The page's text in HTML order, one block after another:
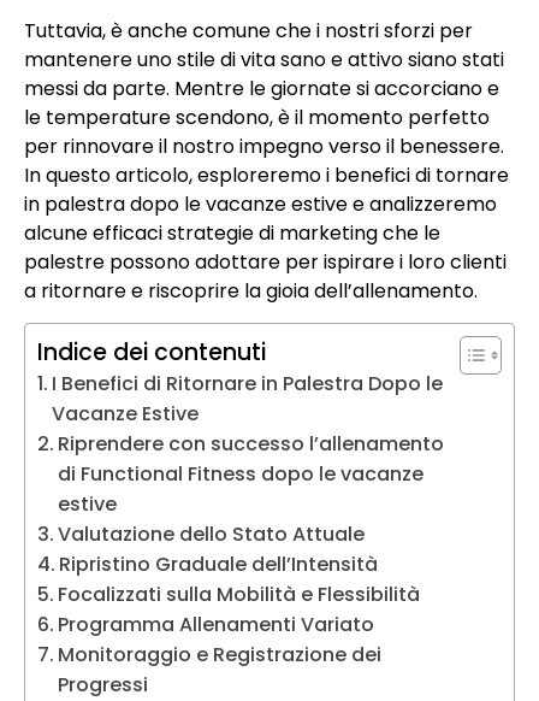
Tuttavia, è anche comune che i nostri sforzi per
mantenere uno stile di vita sano e attivo siano stati
messi da parte. Mentre le giornate si accorciano e
le temperature scendono, è il momento perfetto
per rinnovare il nostro impegno verso il benessere.
In questo articolo, esploreremo i benefici di tornare
in palestra dopo le vacanze estive e analizzeremo
alcune efficaci strategie di marketing che le
palestre possono adottare per ispirare i loro clienti
a ritornare e riscoprire la gioia dell’allenamento.
Indice dei contenuti
I Benefici di Ritornare in Palestra Dopo le
Vacanze Estive
Riprendere con successo l’allenamento
di Functional Fitness dopo le vacanze
estive
Valutazione dello Stato Attuale
Ripristino Graduale dell’Intensità
Focalizzati sulla Mobilità e Flessibilità
Programma Allenamenti Variato
Monitoraggio e Registrazione dei
Progressi